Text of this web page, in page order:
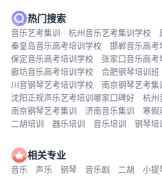
热门搜索
音乐艺考集训 杭州音乐艺考集训学校
秦皇岛音乐高考培训学校
邯郸音乐高考
保定音乐高考培训学校
张家口音乐高考
廊坊音乐高考培训学校
合肥钢琴培训班
川音钢琴艺考培训学校
南京钢琴艺考集
沈阳正规声乐艺考培训哪家口碑好
杭州
南京钢琴艺考集训
济南音乐集训 寒假
二胡培训
器乐培训 音乐培训 钢琴培
相关专业
音乐 声乐 钢琴 音乐剧 二胡 小提